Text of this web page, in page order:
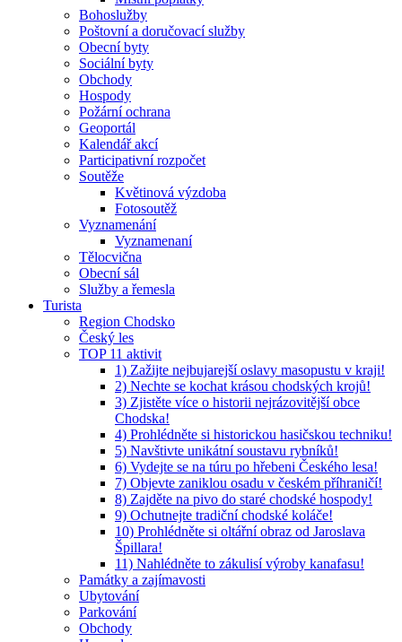
Bohoslužby
Poštovní a doručovací služby
Obecní byty
Sociální byty
Obchody
Hospody
Požární ochrana
Geoportál
Kalendář akcí
Participativní rozpočet
Soutěže
Květinová výzdoba
Fotosoutěž
Vyznamenání
Vyznamenaní
Tělocvična
Obecní sál
Služby a řemesla
Turista
Region Chodsko
Český les
TOP 11 aktivit
1) Zažijte nejbujarejší oslavy masopustu v kraji!
2) Nechte se kochat krásou chodských krojů!
3) Zjistěte více o historii nejrázovitější obce
Chodska!
4) Prohlédněte si historickou hasičskou techniku!
5) Navštivte unikátní soustavu rybníků!
6) Vydejte se na túru po hřebeni Českého lesa!
7) Objevte zaniklou osadu v českém příhraničí!
8) Zajděte na pivo do staré chodské hospody!
9) Ochutnejte tradiční chodské koláče!
10) Prohlédněte si oltářní obraz od Jaroslava
Špillara!
11) Nahlédněte to zákulisí výroby kanafasu!
Památky a zajímavosti
Ubytování
Parkování
Obchody